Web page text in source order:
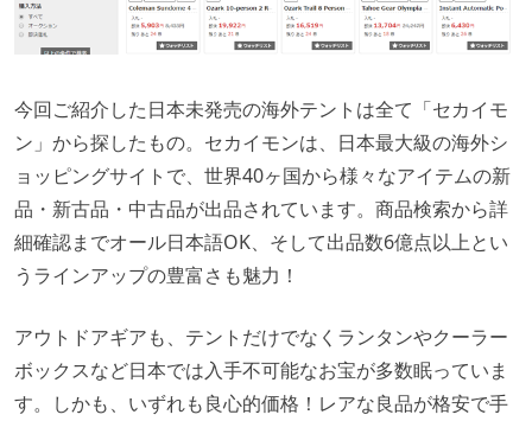
今回ご紹介した日本未発売の海外テントは全て「セカイモ
ン」から探したもの。セカイモンは、日本最大級の海外シ
ョッピングサイトで、世界40ヶ国から様々なアイテムの新
品・新古品・中古品が出品されています。商品検索から詳
細確認までオール日本語OK、そして出品数6億点以上とい
うラインアップの豊富さも魅力！
アウトドアギアも、テントだけでなくランタンやクーラー
ボックスなど日本では入手不可能なお宝が多数眠っていま
す。しかも、いずれも良心的価格！レアな良品が格安で手